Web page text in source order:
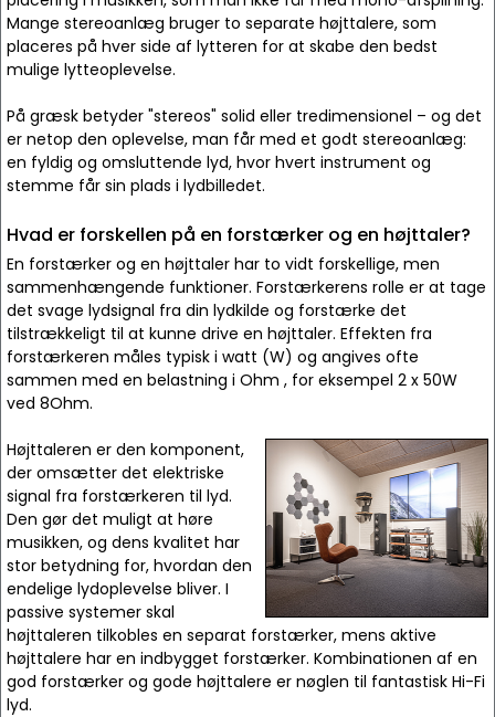
Mange stereoanlæg bruger to separate højttalere, som
placeres på hver side af lytteren for at skabe den bedst
mulige lytteoplevelse.
På græsk betyder "stereos" solid eller tredimensionel – og det
er netop den oplevelse, man får med et godt stereoanlæg:
en fyldig og omsluttende lyd, hvor hvert instrument og
stemme får sin plads i lydbilledet.
Hvad er forskellen på en forstærker og en højttaler?
En forstærker og en højttaler har to vidt forskellige, men
sammenhængende funktioner. Forstærkerens rolle er at tage
det svage lydsignal fra din lydkilde og forstærke det
tilstrækkeligt til at kunne drive en højttaler. Effekten fra
forstærkeren måles typisk i watt (W) og angives ofte
sammen med en belastning i Ohm , for eksempel 2 x 50W
ved 8Ohm.
Højttaleren er den komponent,
der omsætter det elektriske
signal fra forstærkeren til lyd.
Den gør det muligt at høre
musikken, og dens kvalitet har
stor betydning for, hvordan den
endelige lydoplevelse bliver. I
passive systemer skal
højttaleren tilkobles en separat forstærker, mens aktive
højttalere har en indbygget forstærker. Kombinationen af en
god forstærker og gode højttalere er nøglen til fantastisk Hi-Fi
lyd.